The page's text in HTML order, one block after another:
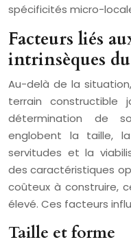
spécificités micro-
Facteurs liés
intrinsèques
Au-delà de la
terrain constructible
détermination de
englobent la taille,
servitudes et la
des caractéristiques
coûteux à construire,
élevé. Ces facteurs
Taille et forme